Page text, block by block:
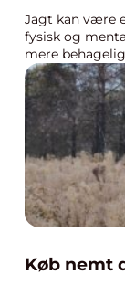
Jagt kan være
fysisk og
mere behagelig
Køb nemt